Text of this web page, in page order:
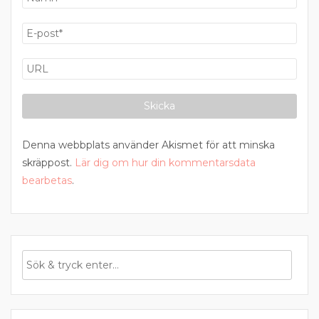
Denna webbplats använder Akismet för att minska
skräppost. Lär dig om hur din kommentarsdata
bearbetas.